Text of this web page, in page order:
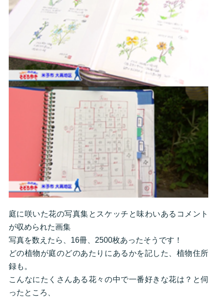
庭に咲いた花の写真集とスケッチと味わいあるコメント
が収められた画集
写真を数えたら、16冊、2500枚あったそうです！
どの植物が庭のどのあたりにあるかを記した、植物住所
録も。
こんなにたくさんある花々の中で一番好きな花は？と伺
ったところ、